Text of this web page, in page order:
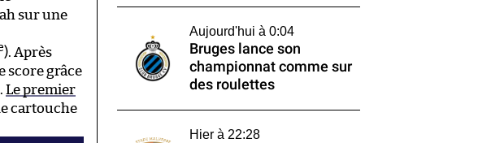
sur une
). Après
score grâce
. Le premier
cartouche
Aujourd'hui à 0:04
Bruges lance son
championnat comme sur
des roulettes
Hier à 22:28